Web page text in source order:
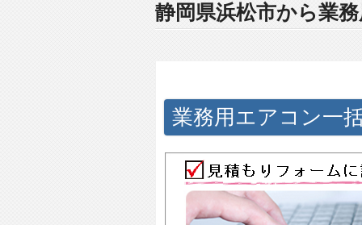
静岡県浜松市から業
業務用エアコン一